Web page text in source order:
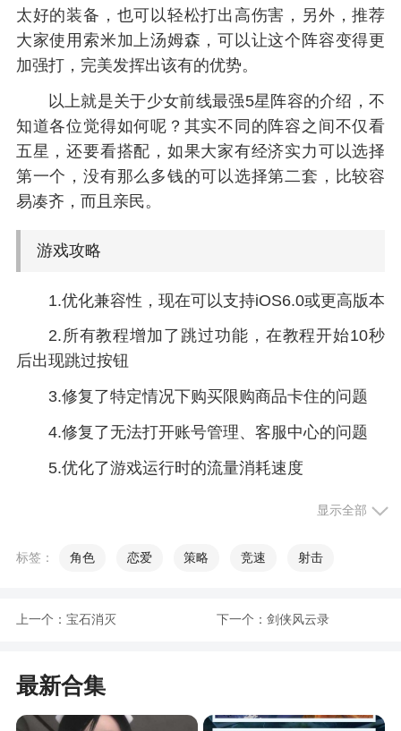
太好的装备，也可以轻松打出高伤害，另外，推荐
大家使用索米加上汤姆森，可以让这个阵容变得更
加强打，完美发挥出该有的优势。
以上就是关于少女前线最强5星阵容的介绍，不
知道各位觉得如何呢？其实不同的阵容之间不仅看
五星，还要看搭配，如果大家有经济实力可以选择
第一个，没有那么多钱的可以选择第二套，比较容
易凑齐，而且亲民。
游戏攻略
1.优化兼容性，现在可以支持iOS6.0或更高版本
2.所有教程增加了跳过功能，在教程开始10秒
后出现跳过按钮
3.修复了特定情况下购买限购商品卡住的问题
4.修复了无法打开账号管理、客服中心的问题
5.优化了游戏运行时的流量消耗速度
游戏特色
的衍生品，玩家将会带领着二次元少女们探索大战
2、深度策略战斗系统：不同于传统卡牌游戏，
游戏采用的是战棋式战斗模式，玩家需要合理部署
显示全部
标签： 角色 恋爱 策略 竞速 射击
上一个： 宝石消灭 下一个： 剑侠风云录
最新合集